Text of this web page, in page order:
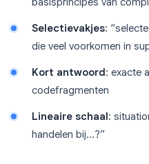
Selectievakjes:
die veel voorkomen in
Kort antwoord : exacte
codefragmenten
Lineaire schaal :
handelen bij…?”